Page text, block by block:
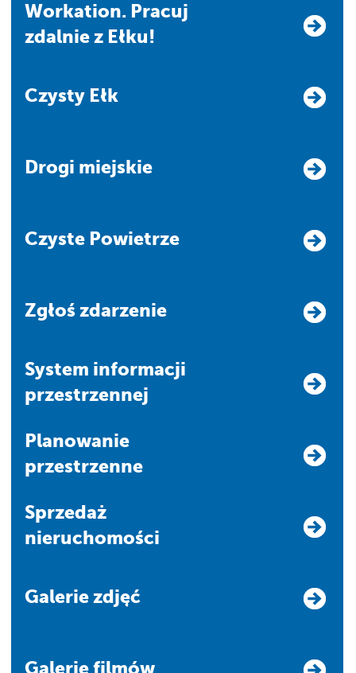
Workation. Pracuj
zdalnie z Ełku!
Czysty Ełk
Drogi miejskie
Czyste Powietrze
Zgłoś zdarzenie
system informacji
przestrzennej
Planowanie
przestrzenne
Sprzedaż
nieruchomości
Galerie zdjęć
Galerie filmów